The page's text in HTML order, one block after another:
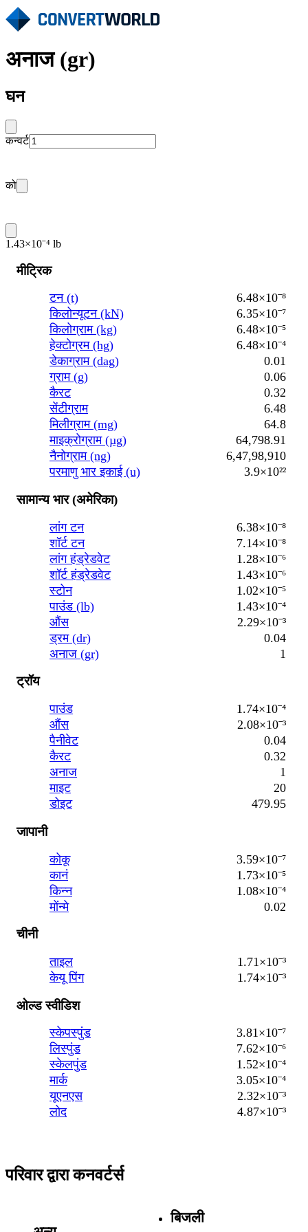
अनाज (gr)
घन
कन्वर्ट
को
1.43×10⁻⁴ lb
मीट्रिक
टन (t)
6.48×10⁻⁸
किलोन्यूटन (kN)
6.35×10⁻⁷
किलोग्राम (kg)
6.48×10⁻⁵
हेक्टोग्रम (hg)
6.48×10⁻⁴
डेकाग्राम (dag)
0.01
ग्राम (g)
0.06
कैरट
0.32
सेंटीग्राम
6.48
मिलीग्राम (mg)
64.8
माइक्रोग्राम (µg)
64,798.91
नैनोग्राम (ng)
6,47,98,910
परमाणु भार इकाई (u)
3.9×10²²
सामान्य भार (अमेरिका)
लांग टन
6.38×10⁻⁸
शॉर्ट टन
7.14×10⁻⁸
लांग हंड्रेडवेट
1.28×10⁻⁶
शॉर्ट हंड्रेडवेट
1.43×10⁻⁶
स्टोन
1.02×10⁻⁵
पाउंड (lb)
1.43×10⁻⁴
औंस
2.29×10⁻³
ड्रम (dr)
0.04
अनाज (gr)
1
ट्रॉय
पाउंड
1.74×10⁻⁴
औंस
2.08×10⁻³
पैनीवेट
0.04
कैरट
0.32
अनाज
1
माइट
20
डोइट
479.95
जापानी
कोकू
3.59×10⁻⁷
कानं
1.73×10⁻⁵
किन्न
1.08×10⁻⁴
मोंन्मे
0.02
चीनी
ताइल
1.71×10⁻³
केयू पिंग
1.74×10⁻³
ओल्ड स्वीडिश
स्केपस्पुंड
3.81×10⁻⁷
लिस्पुंड
7.62×10⁻⁶
स्केलपुंड
1.52×10⁻⁴
मार्क
3.05×10⁻⁴
यूएनएस
2.32×10⁻³
लोद
4.87×10⁻³
परिवार द्वारा कनवर्टर्स
बिजली